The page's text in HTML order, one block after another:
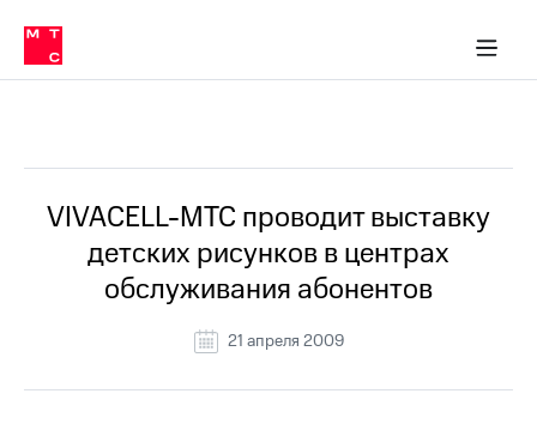
Медиа-центр
и акционерам
Устойчивое развитие
Комплаенс и деловая этика
компании
Карьера
История
компании
Руководство
информация
в МТС
Пресс-
релизы
МТС
о технологиях
VIVACELL-МТС проводит выставку
детских рисунков в центрах
обслуживания абонентов
21 апреля 2009